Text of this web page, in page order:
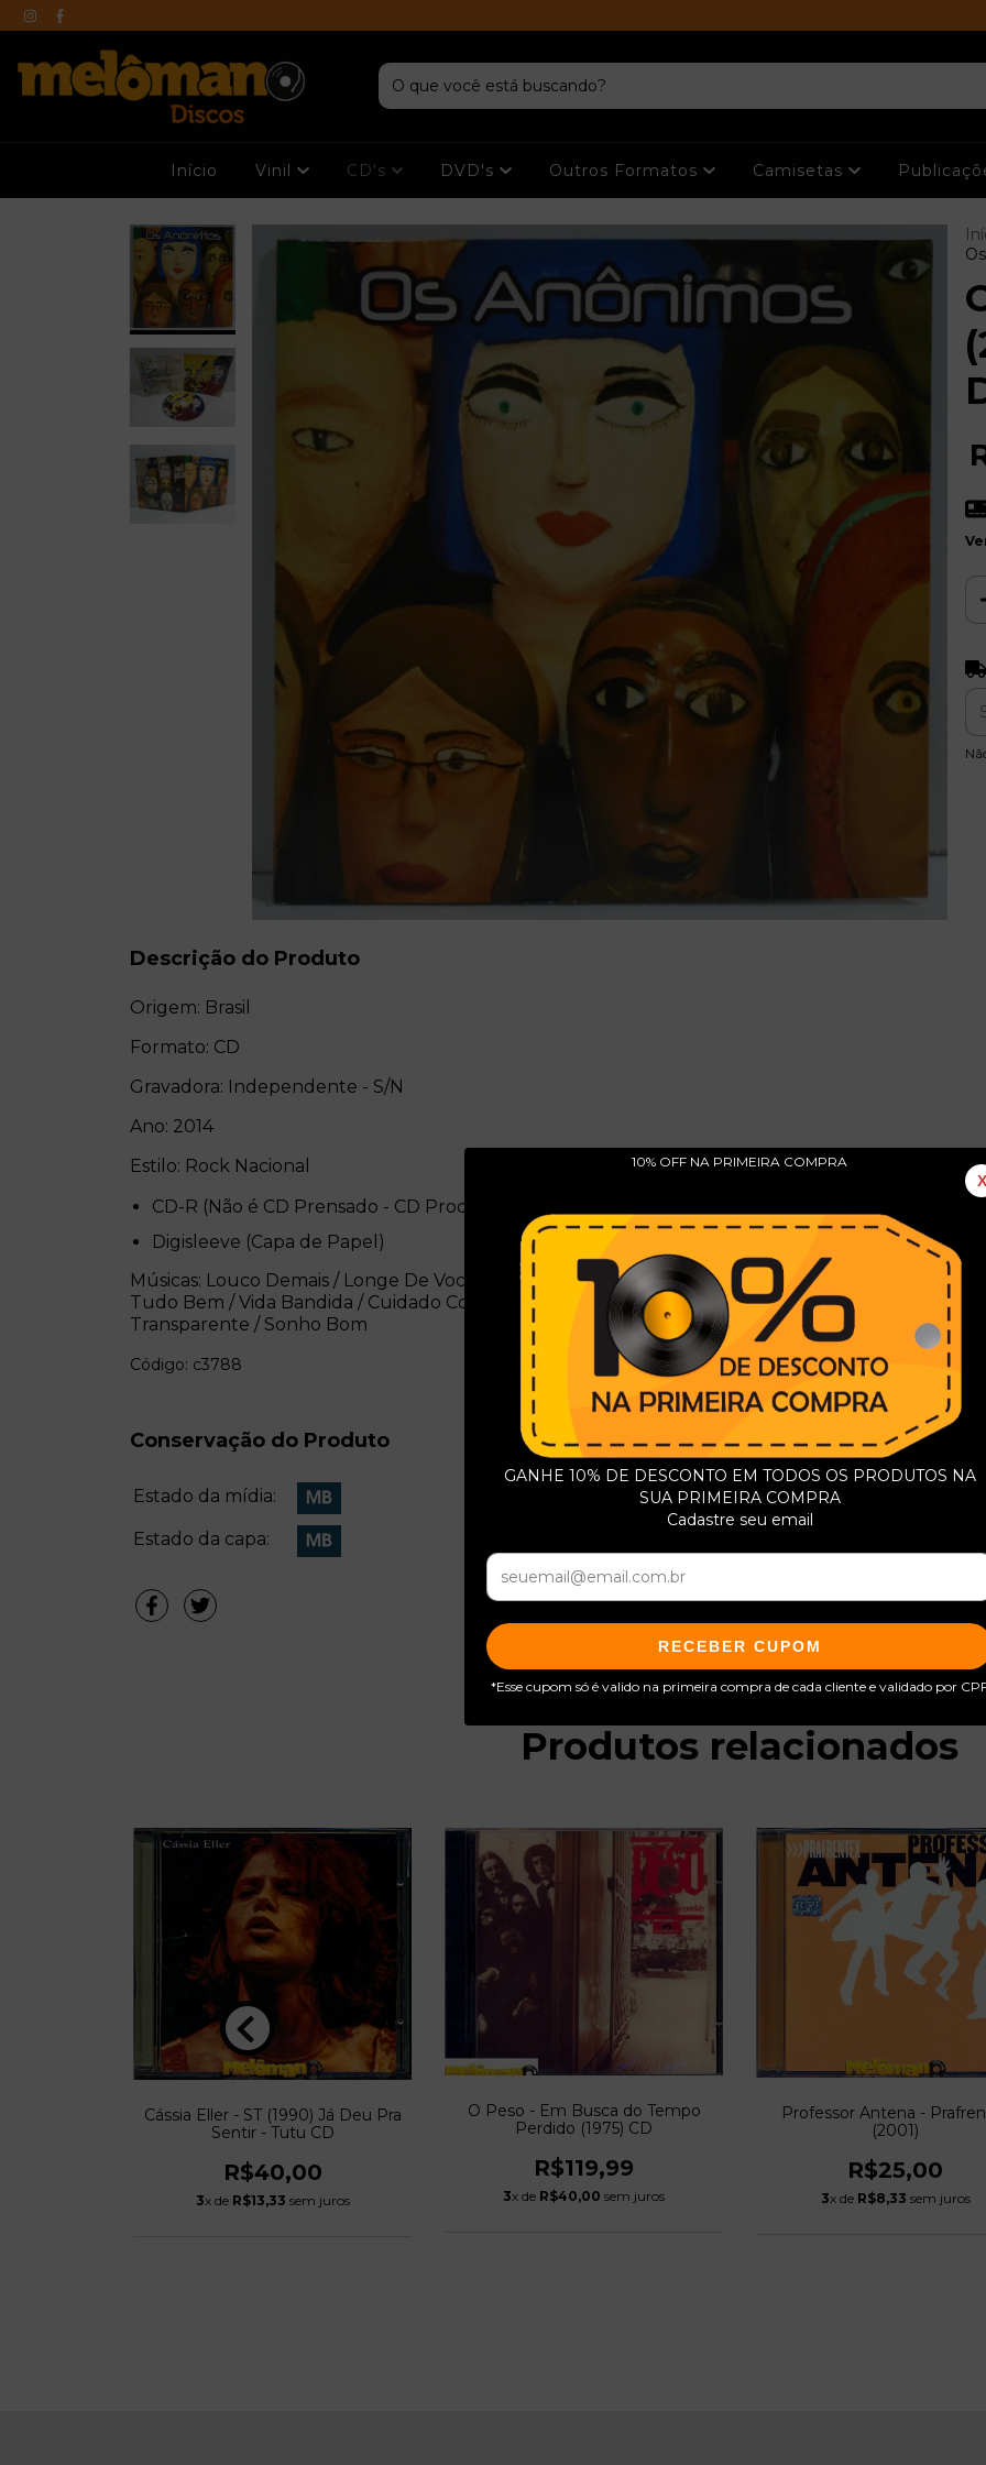
10% OFF NA PRIMEIRA COMPRA
X
GANHE 10% DE DESCONTO EM TODOS OS PRODUTOS NA
SUA PRIMEIRA COMPRA
Cadastre seu email
RECEBER CUPOM
*Esse cupom só é valido na primeira compra de cada cliente e validado por
Início Vinil CD's DVD's Outros Formatos Camisetas
Descrição do Produto
Origem: Brasil
Formato: CD
Gravadora: Independente - S/N
Ano: 2014
Estilo: Rock Nacional
CD-R (Não é CD Prensado - CD Produzido de Forma Independente)
Digisleeve (Capa de Papel)
Músicas: Louco Demais / Longe De Você / Girassol / Eu Sei! / Alice E Suas Maravilhas / Está
Tudo Bem / Vida Bandida / Cuidado Comigo / Fazendo Graça / Celebração / Cidade
Transparente / Sonho Bom
Código: c3788
Conservação do Produto
Estado da mídia:
Estado da capa:
Produtos relacionados
Cássia Eller - ST (1990) Já Deu Pra
Sentir - Tutu CD
R$40,00
3x de R$13,33 sem juros
O Peso - Em Busca do Tempo
Perdido (1975) CD
R$119,99
3x de R$40,00 sem juros
Professor Antena -
(2001)
R$25,00
3x de R$8,33 sem juros